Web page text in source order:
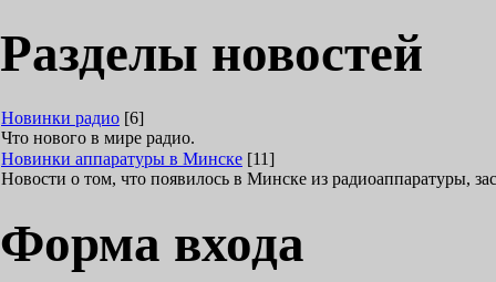
Разделы новостей
Новинки радио [6]
Что нового в мире радио.
Новинки аппаратуры в Минске [11]
Новости о том, что появилось в Минске из радиоаппаратуры,
Форма входа